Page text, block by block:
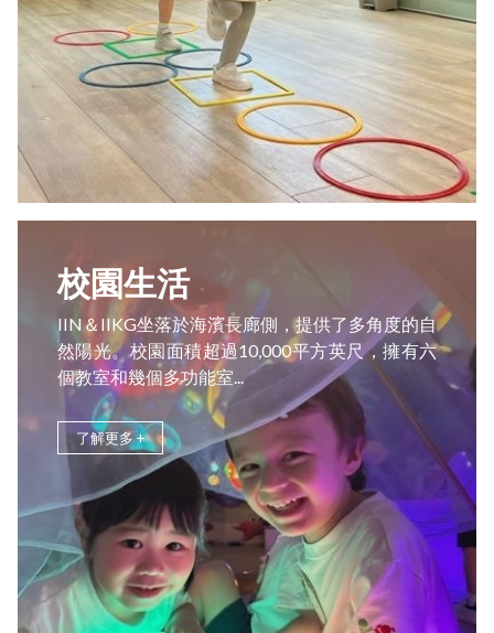
校園生活
IIN＆IIKG坐落於海濱長廊側，提供了多角度的自
然陽光。校園面積超過10,000平方英尺，擁有六
個教室和幾個多功能室...
了解更多 +